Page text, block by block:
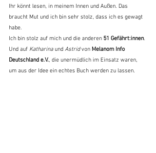
Ihr könnt lesen, in meinem Innen und Außen. Das
braucht Mut und ich bin sehr stolz, dass ich es gewagt
habe.
Ich bin stolz auf mich und die anderen 51 Gefährt:innen.
Und auf Katharina und Astrid von Melanom Info
Deutschland e.V., die unermüdlich im Einsatz waren,
um aus der Idee ein echtes Buch werden zu lassen.